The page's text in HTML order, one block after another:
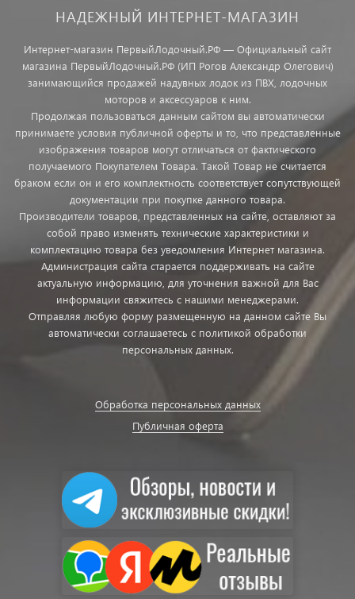
НАДЕЖНЫЙ ИНТЕРНЕТ-МАГАЗИН
Интернет-магазин ПервыйЛодочный.РФ — Официальный сайт
магазина ПервыйЛодочный.РФ (ИП Рогов Александр Олегович)
занимающийся продажей надувных лодок из ПВХ, лодочных
моторов и аксессуаров к ним.
Продолжая пользоваться данным сайтом вы автоматически
принимаете условия публичной оферты и то, что представленные
изображения товаров могут отличаться от фактического
получаемого Покупателем Товара. Такой Товар не считается
браком если он и его комплектность соответствует сопутствующей
документации при покупке данного товара.
Производители товаров, представленных на сайте, оставляют за
собой право изменять технические характеристики и
комплектацию товара без уведомления Интернет магазина.
Администрация сайта старается поддерживать на сайте
актуальную информацию, для уточнения важной для Вас
информации свяжитесь с нашими менеджерами.
Отправляя любую форму размещенную на данном сайте Вы
автоматически соглашаетесь с политикой обработки
персональных данных.
Обработка персональных данных
Публичная оферта